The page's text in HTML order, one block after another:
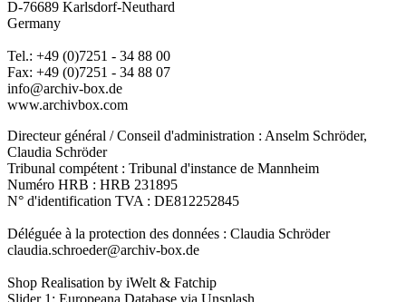
D-76689 Karlsdorf-Neuthard
Germany
Tel.: +49 (0)7251 - 34 88 00
Fax: +49 (0)7251 - 34 88 07
info@archiv-box.de
www.archivbox.com
Directeur général / Conseil d'administration : Anselm Schröder,
Claudia Schröder
Tribunal compétent : Tribunal d'instance de Mannheim
Numéro HRB : HRB 231895
N° d'identification TVA : DE812252845
Déléguée à la protection des données : Claudia Schröder
claudia.schroeder@archiv-box.de
Shop Realisation by iWelt & Fatchip